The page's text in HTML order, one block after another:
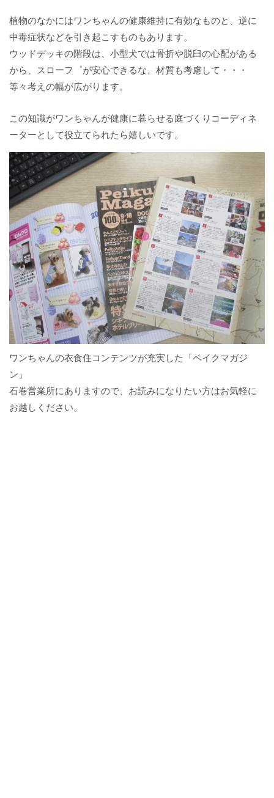
植物のなかにはワンちゃんの健康維持に有効なものと、逆に
中毒症状などを引き起こすものもあります。
ウッドデッキの階段は、小型犬では骨折や脱臼の心配がある
から、スローフ゜が安心できるな、材質も考慮して・・・
等々考えの幅が広がります。
この知識がワンちゃんが健康に暮らせる庭づくりコーディネ
ーターとして役立てられたら嬉しいです。
ワンちゃんの衣食住コンテンツが充実した「ペイクマガジ
ン」
石巻営業所にありますので、お読みになりたい方はお気軽に
お越しください。